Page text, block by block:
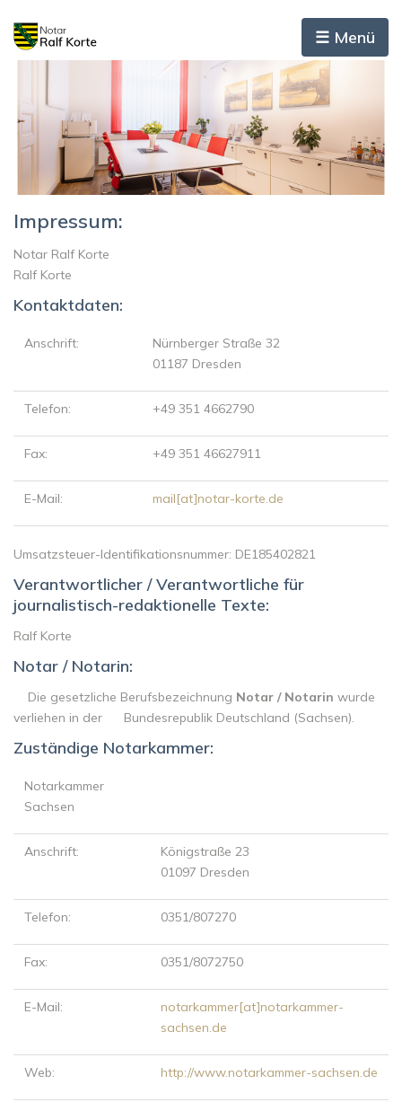
☰ Menü
Impressum:
Notar Ralf Korte
Ralf Korte
Kontaktdaten:
Anschrift:
Nürnberger Straße 32
01187 Dresden
Telefon: +49 351 4662790
Fax: +49 351 46627911
E-Mail: mail[at]notar-korte.de
Umsatzsteuer-Identifikationsnummer: DE185402821
Verantwortlicher / Verantwortliche für
journalistisch-redaktionelle Texte:
Ralf Korte
Notar / Notarin:
Die gesetzliche Berufsbezeichnung Notar / Notarin wurde
verliehen in der Bundesrepublik Deutschland (Sachsen).
Zuständige Notarkammer:
Notarkammer
Sachsen
Anschrift:
Königstraße 23
01097 Dresden
Telefon: 0351/807270
Fax: 0351/8072750
E-Mail: notarkammer[at]notarkammer-
sachsen.de
Web: http://www.notarkammer-sachsen.de